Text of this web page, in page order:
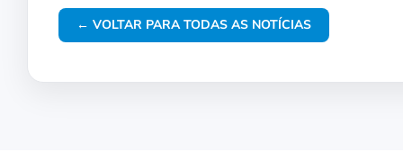
← VOLTAR PARA TODAS AS NOTÍCIAS